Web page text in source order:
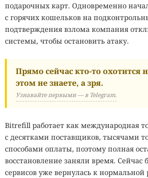
подарочных карт. Одновременно
с горячих кошельков на
подтверждения взлома компания
системы, чтобы остановить атаку.
Прямо сейчас кто-то охотится
этом не знаете, а зря.
Узнавайте первыми — в Telegram.
Bitrefill работает как международная
с десятками поставщиков, тысячами
способами оплаты, поэтому полная
восстановление заняли время. Сейчас
сервисов уже вернулась к нормальной